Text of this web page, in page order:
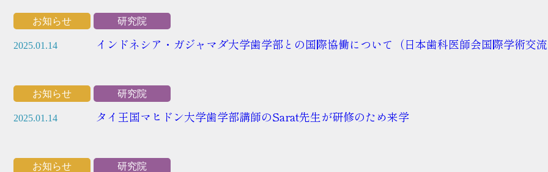
お知らせ 研究院
2025.01.14 インドネシア・ガジャマダ大学歯学部との国際協働について（日本歯科医師会国際学術交
お知らせ 研究院
2025.01.14 タイ王国マヒドン大学歯学部講師のSarat先生が研修のため来学
お知らせ 研究院